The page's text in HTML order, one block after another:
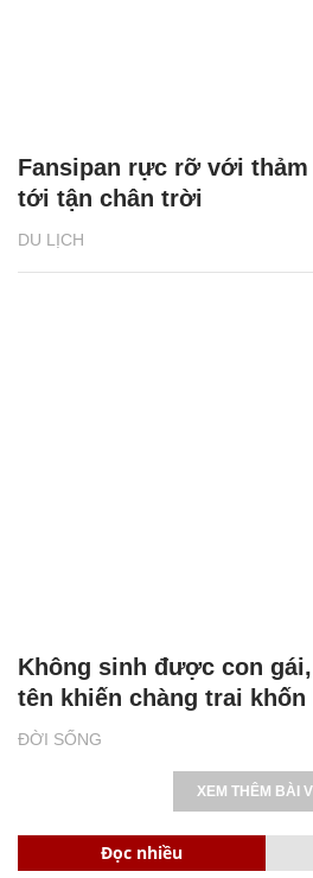
DU LỊCH
Fansipan rực rỡ với
tới tận chân trời
ĐỜI SỐNG
Không sinh được con
tên khiến chàng trai khốn
XEM THÊM BÀI
Đọc nhiều